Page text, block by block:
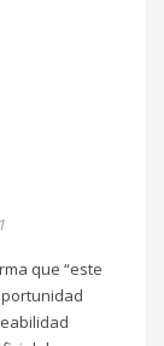
que “este